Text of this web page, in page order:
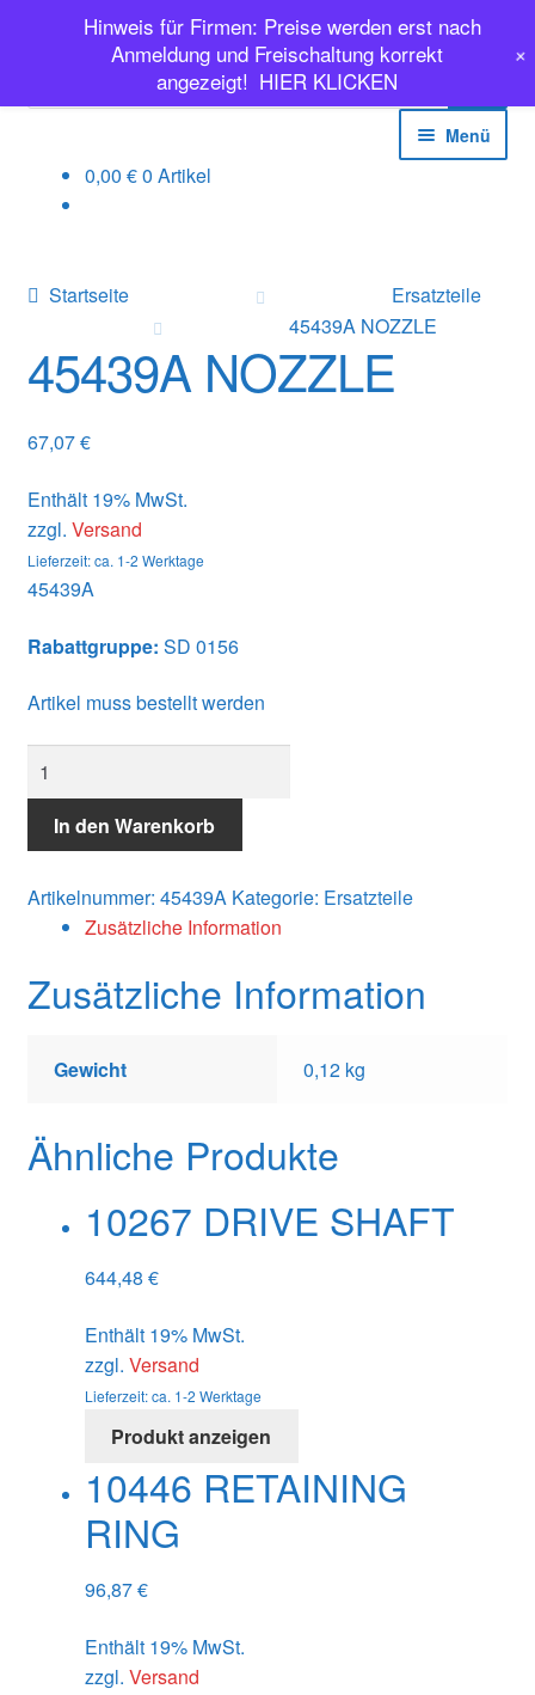
springen
springen
Menü
EINSPRITZPUMPEN
ERSATZTEILE & MEHR
SALE
Classic Parts
0,00 €0 Artikel
Startseite
Ersatzteile
45439A NOZZLE
45439A NOZZLE
67,07€
Enthält 19% MwSt.
zzgl. Versand
Lieferzeit: ca. 1-2 Werktage
45439A
Rabattgruppe: SD 0156
Artikel muss bestellt werden
NOZZLE
Menge
In den Warenkorb
Artikelnummer: 45439A Kategorie: Ersatzteile
Zusätzliche Information
Zusätzliche Information
Gewicht 0,12 kg
Ähnliche Produkte
10267 DRIVE SHAFT
644,48 €
Enthält 19% MwSt.
zzgl. Versand
Lieferzeit: ca. 1-2 Werktage
Produkt anzeigen
10446 RETAINING
RING
96,87€
Enthält 19% MwSt.
zzgl. Versand
Hinweis für Firmen: Preise werden erst nach
Anmeldung und Freischaltung korrekt
angezeigt! HIER KLICKEN